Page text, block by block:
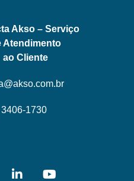
Akso – Serviço
Atendimento
ao Cliente
3406-1730